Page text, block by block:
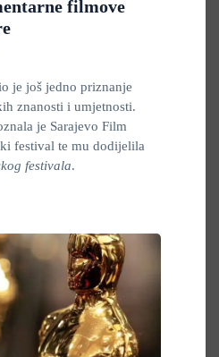
filmove
je još jedno priznanje
znanosti i umjetnosti.
je Sarajevo Film
festival te mu dodijelila
festivala.